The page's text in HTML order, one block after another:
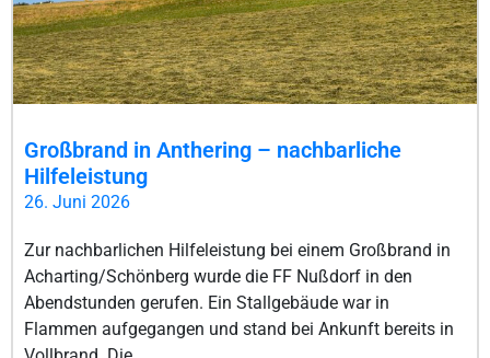
Großbrand in Anthering – nachbarliche
Hilfeleistung
26. Juni 2026
Zur nachbarlichen Hilfeleistung bei einem Großbrand in
Acharting/Schönberg wurde die FF Nußdorf in den
Abendstunden gerufen. Ein Stallgebäude war in
Flammen aufgegangen und stand bei Ankunft bereits in